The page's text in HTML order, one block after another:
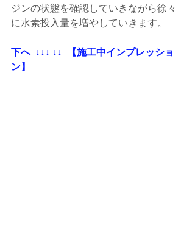
ジンの状態を確認していきながら徐々
に水素投入量を増やしていきます。
下へ  ↓↓↓ ↓↓  【施工中インプレッショ
ン】